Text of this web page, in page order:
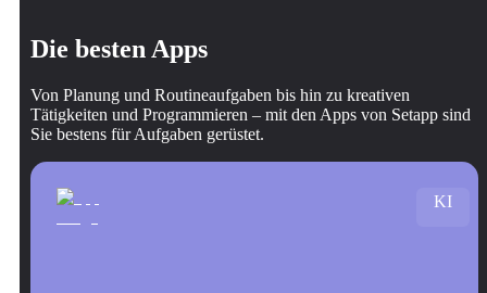
Die besten Apps
Von Planung und Routineaufgaben bis hin zu kreativen
Tätigkeiten und Programmieren – mit den Apps von Setapp sind
Sie bestens für Aufgaben gerüstet.
KI